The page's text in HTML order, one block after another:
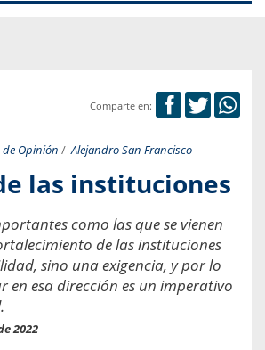
Comparte en:
Opinión / Alejandro San Francisco
las instituciones
como las que se vienen
de las instituciones
sino una exigencia, y por lo
en esa dirección es un imperativo
2022